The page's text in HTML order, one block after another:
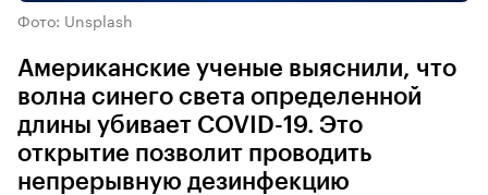
Фото: Unsplash
Американские ученые выяснили, что
волна синего света определенной
длины убивает COVID-19. Это
открытие позволит проводить
непрерывную дезинфекцию